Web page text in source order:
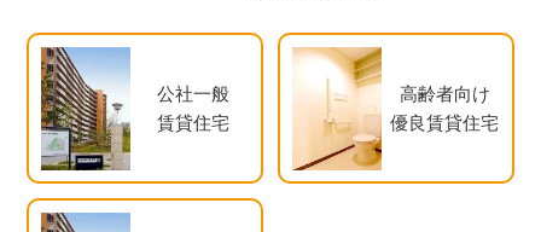
公社一般
賃貸住宅
高齢者向け
優良賃貸住宅